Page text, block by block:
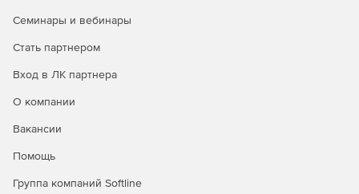
Семинары и вебинары
Стать партнером
Вход в ЛК партнера
О компании
Вакансии
Помощь
Группа компаний Softline